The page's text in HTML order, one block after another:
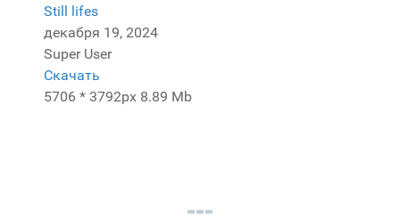
Still lifes
декабря 19, 2024
Super User
Скачать
5706 * 3792px 8.89 Mb